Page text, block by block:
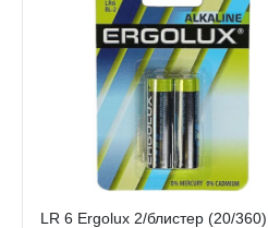
LR 6 Ergolux 2/блистер (20/360)